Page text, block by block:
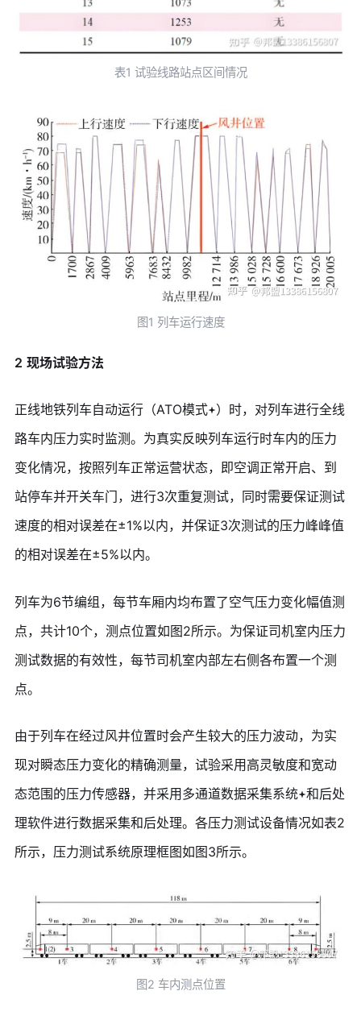
表1 试验线路站点区间情况
图1 列车运行速度
2 现场试验方法
正线地铁列车自动运行（ATO模式 ）时，对列车进行全线
路车内压力实时监测。为真实反映列车运行时车内的压力
变化情况，按照列车正常运营状态，即空调正常开启、到
站停车并开关车门，进行3次重复测试，同时需要保证测试
速度的相对误差在±1%以内，并保证3次测试的压力峰峰值
的相对误差在±5%以内。
列车为6节编组，每节车厢内均布置了空气压力变化幅值测
点，共计10个，测点位置如图2所示。为保证司机室内压力
测试数据的有效性，每节司机室内部左右侧各布置一个测
点。
由于列车在经过风井位置时会产生较大的压力波动，为实
现对瞬态压力变化的精确测量，试验采用高灵敏度和宽动
态范围的压力传感器，并采用多通道数据采集系统 和后处
理软件进行数据采集和后处理。各压力测试设备情况如表2
所示，压力测试系统原理框图如图3所示。
图2 车内测点位置